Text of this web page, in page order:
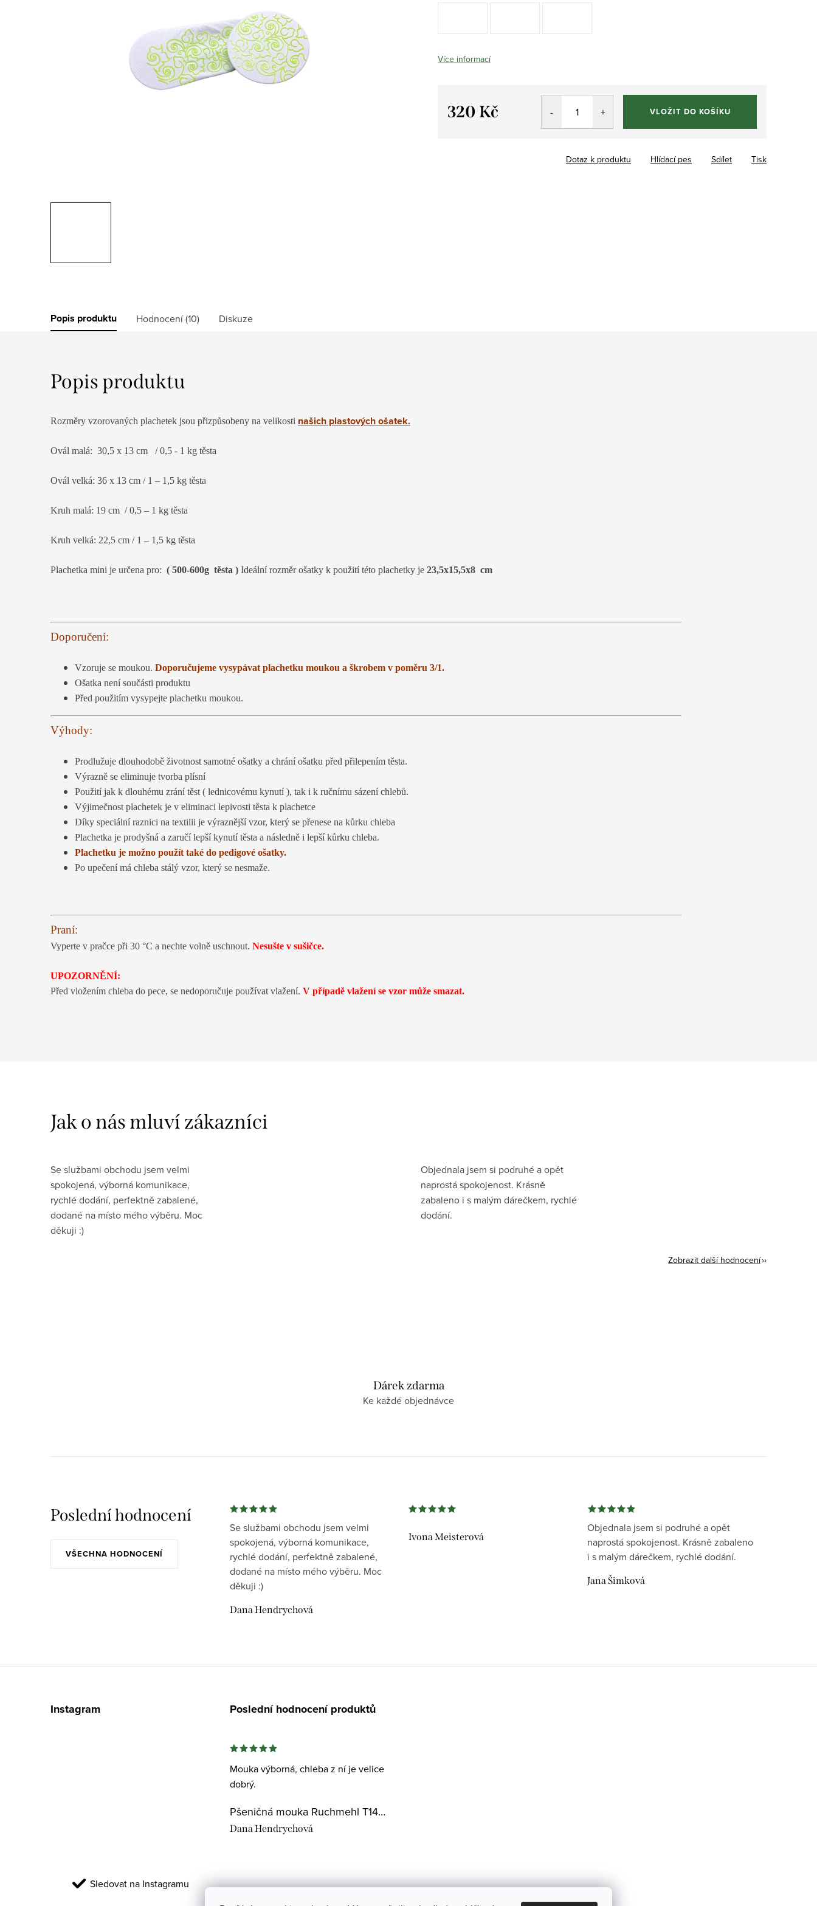
Více informací
320 Kč VLOŽIT DO KOŠÍKU
Tisk
Dotaz k produktu Hlídací pes Sdílet
Popis produktu Hodnocení (10) Diskuze
Popis produktu
Rozměry vzorovaných plachetek jsou přizpůsobeny na velikosti našich plastových ošatek.
Ovál malá: 30,5 x 13 cm / 0,5 - 1 kg těsta
Ovál velká: 36 x 13 cm / 1 – 1,5 kg těsta
Kruh malá: 19 cm / 0,5 – 1 kg těsta
Kruh velká: 22,5 cm / 1 – 1,5 kg těsta
Plachetka mini je určena pro: ( 500-600g těsta ) Ideální rozměr ošatky k použití této plachetky je 23,5x15,5x8 cm
Doporučení:
Vzoruje se moukou. Doporučujeme vysypávat plachetku moukou a škrobem v poměru 3/1.
Ošatka není součásti produktu
Před použitím vysypejte plachetku moukou.
Výhody:
Prodlužuje dlouhodobě životnost samotné ošatky a chrání ošatku před přilepením těsta.
Výrazně se eliminuje tvorba plísní
Použití jak k dlouhému zrání těst ( lednicovému kynutí ), tak i k ručnímu sázení chlebů.
Výjimečnost plachetek je v eliminaci lepivosti těsta k plachetce
Díky speciální raznici na textilii je výraznější vzor, který se přenese na kůrku chleba
Plachetka je prodyšná a zaručí lepší kynutí těsta a následně i lepší kůrku chleba.
Plachetku je možno použít také do pedigové ošatky.
Po upečení má chleba stálý vzor, který se nesmaže.
Praní:
Vyperte v pračce při 30 °C a nechte volně uschnout. Nesušte v sušičce.
UPOZORNĚNÍ:
Před vložením chleba do pece, se nedoporučuje používat vlažení. V případě vlažení se vzor může smazat.
Se službami obchodu jsem velmi
spokojená, výborná komunikace,
rychlé dodání, perfektně zabalené,
dodané na místo mého výběru. Moc
děkuji :)
Objednala jsem si podruhé a opět
naprostá spokojenost. Krásně
zabaleno i s malým dárečkem, rychlé
dodání.
Zobrazit další hodnocení
Dárek zdarma
Ke každé objednávce
Poslední hodnocení
VŠECHNA HODNOCENÍ
Se službami obchodu jsem velmi
spokojená, výborná komunikace,
rychlé dodání, perfektně zabalené,
dodané na místo mého výběru. Moc
děkuji :)
Dana Hendrychová
Ivona Meisterová
Objednala jsem si podruhé a opět
naprostá spokojenost. Krásně zabaleno
i s malým dárečkem, rychlé dodání.
Jana Šimková
Instagram
Sledovat na Instagramu
Poslední hodnocení produktů
Mouka výborná, chleba z ní je velice
dobrý.
Pšeničná mouka Ruchmehl T1400
Dana Hendrychová